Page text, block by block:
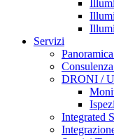
Servizi
DRONI /
Integrated